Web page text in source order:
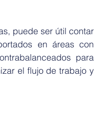
puede ser útil contar
en áreas con
para
el flujo de trabajo y